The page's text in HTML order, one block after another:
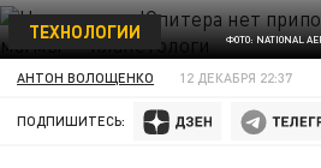
ФОТО: NATIONAL
ТЕХНОЛОГИИ
АНТОН ВОЛОЩЕНКО 12 ДЕКАБРЯ 22:37
ПОДПИШИТЕСЬ: